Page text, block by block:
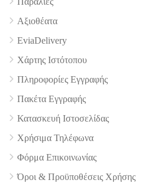
Αξιοθέατα
EviaDelivery
Χάρτης Ιστότοπου
Πληροφορίες Εγγραφής
Πακέτα Εγγραφής
Κατασκευή Ιστοσελίδας
Χρήσιμα Τηλέφωνα
Φόρμα Επικοινωνίας
Όροι & Προϋποθέσεις Xρήσης